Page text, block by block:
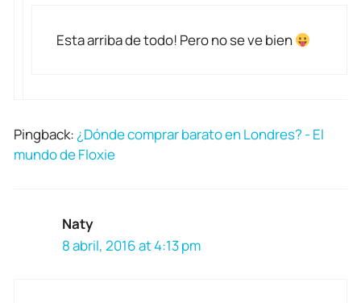
Esta arriba de todo! Pero no se ve bien
Pingback: ¿Dónde comprar barato en Londres? - El
mundo de Floxie
Naty
8 abril, 2016 at 4:13 pm